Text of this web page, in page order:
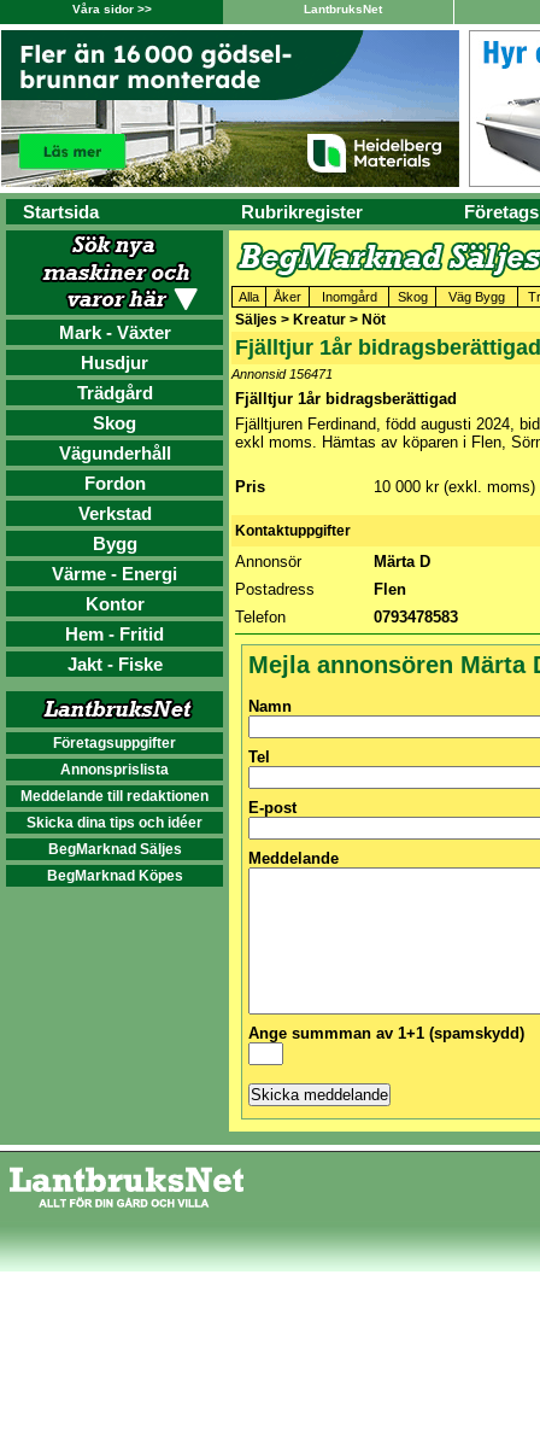
Våra sidor >> LantbruksNet
Startsida Rubrikregister
Mark - Växter
Husdjur
Trädgård
Skog
Vägunderhåll
Fordon
Verkstad
Bygg
Värme - Energi
Kontor
Hem - Fritid
Jakt - Fiske
Företagsuppgifter
Annonsprislista
Meddelande till redaktionen
Skicka dina tips och idéer
BegMarknad Säljes
BegMarknad Köpes
Alla Åker Inomgård Skog Väg Bygg
Säljes > Kreatur > Nöt
Fjälltjur 1år bidragsberättigad
Annonsid 156471
Fjälltjur 1år bidragsberättigad
Fjälltjuren Ferdinand, född augusti 2024,
exkl moms. Hämtas av köparen i Flen,
Pris 10 000 kr (exkl. moms)
Kontaktuppgifter
Annonsör
Märta D
Postadress
Flen
Telefon
0793478583
Mejla annonsören Märta
Namn
Tel
E-post
Meddelande
Ange summman av 1+1 (spamskydd)